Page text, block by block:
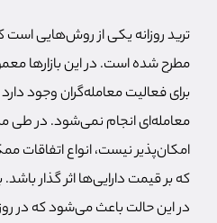
ترید روزانه یکی از روش‌هایی است
مطرح شده است. در این بازارها
برای فعالیت معامله‌گران وجود
معامله‌ای انجام نمی‌شود. در طی
امکان‌پذیر نیست، انواع اتفاقات
که بر قیمت دارایی‌ها اثر گذار باشد.
در این حالت باعث می‌شود که در